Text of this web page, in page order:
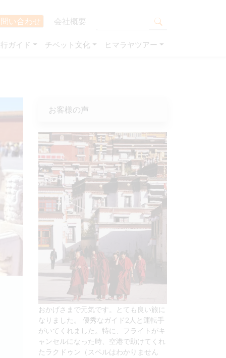
い合わせ 会社概要
ガイド チベット文化 ヒマラヤツアー
お客様の声
おかげさまで元気です。とても良い旅に
なりました。 優秀なガイド2人と運転手
がいてくれました。特に、フライトがキ
ャンセルになった時、空港で助けてくれ
たラクドゥン（スペルはわかりません